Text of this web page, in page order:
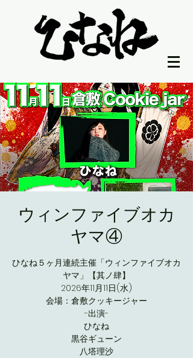
ウィンファイブオカ
ヤマ④
ひなね５ヶ月連続主催「ウィンファイブオカ
ヤマ」【其ノ肆】
2026年11月11日(水)
会場：倉敷クッキージャー
-出演-
ひなね
黒谷ギューン
八塔理沙